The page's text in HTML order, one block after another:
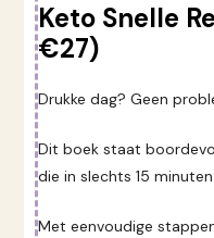
Keto Snelle
€27)
Drukke dag? Geen
Dit boek staat
die in slechts 15
Met eenvoudige